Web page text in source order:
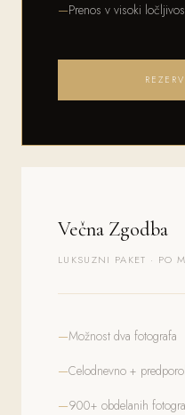
Prenos v visoki
Večna Zgodba
LUKSUZNI PAKET · PO
Možnost dva fotografa
Celodnevno +
900+ obdelanih